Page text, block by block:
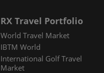
RX Travel Portfolio
World Travel Market
IBTM World
International Golf Travel
Market